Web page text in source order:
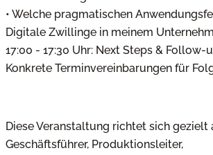
• Welche pragmatischen
Digitale Zwillinge in meinem
17:00 - 17:30 Uhr: Next Steps & Follow-
Konkrete Terminvereinbarungen für
Diese Veranstaltung richtet sich gezielt
Geschäftsführer, Produktionsleiter,